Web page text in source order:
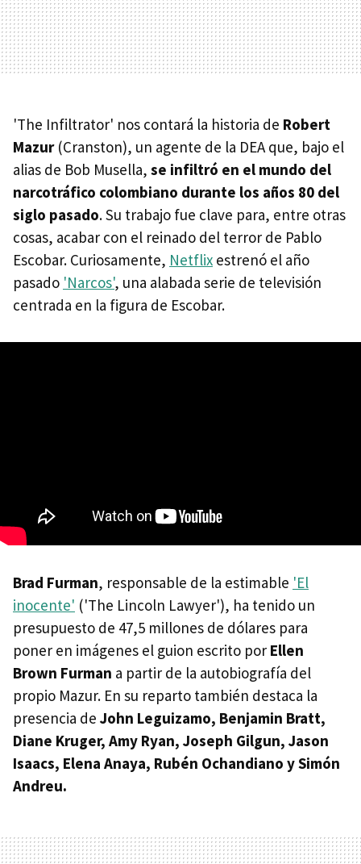
'The Infiltrator' nos contará la historia de Robert
Mazur(Cranston), un agente de la DEA que, bajo el
alias de Bob Musella, se infiltró en el mundo del
narcotráfico colombiano durante los años 80 del
siglo pasado. Su trabajo fue clave para, entre otras
cosas, acabar con el reinado del terror de Pablo
Escobar. Curiosamente, Netflix estrenó el año
pasado 'Narcos', una alabada serie de televisión
centrada en la figura de Escobar.
Brad Furman, responsable de la estimable 'El
inocente' ('The Lincoln Lawyer'), ha tenido un
presupuesto de 47,5 millones de dólares para
poner en imágenes el guion escrito por Ellen
Brown Furman a partir de la autobiografía del
propio Mazur. En su reparto también destaca la
presencia de John Leguizamo, Benjamin Bratt,
Diane Kruger, Amy Ryan, Joseph Gilgun, Jason
Isaacs, Elena Anaya, Rubén Ochandiano y Simón
Andreu.